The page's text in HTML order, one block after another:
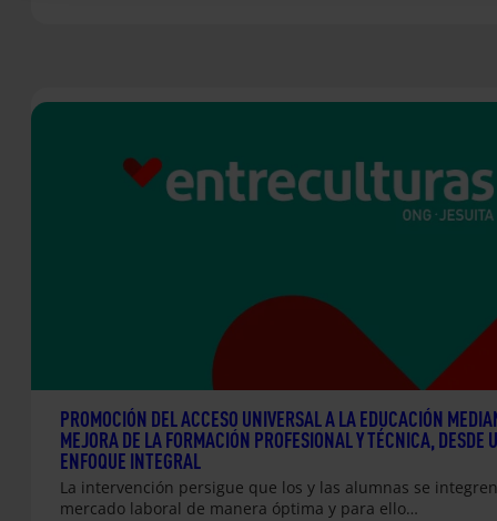
PROMOCIÓN DEL ACCESO UNIVERSAL A LA EDUCACIÓN
MEJORA DE LA FORMACIÓN PROFESIONAL Y TÉCNICA, DESDE
ENFOQUE INTEGRAL
La intervención persigue que los y las alumnas se
mercado laboral de manera óptima y para ello…